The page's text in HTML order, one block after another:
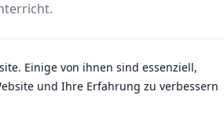
Einige von ihnen sind essenziell,
und Ihre Erfahrung zu verbessern